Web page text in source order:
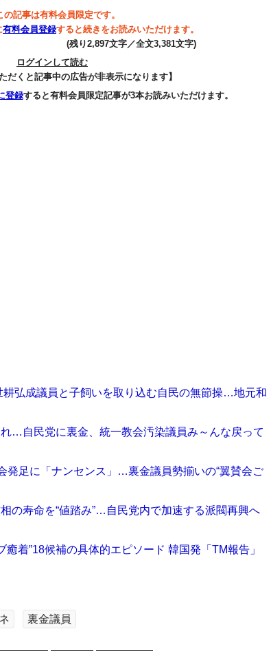
の記事は有料会員限定です。
有料会員登録すると続きをお読みいただけます。
(残り2,897文字／全文3,381文字)
ログインして読む
だくと記事中の広告が非表示になります】
登録すると有料会員限定記事が3本お読みいただけます。
弘成議員と子飼いを取り込む自民の無節操…地元和
れ…自民党に裏金、統一教会汚染議員み～んな戻って
発足に「ナンセンス」…裏金議員勢揃いの“翼賛会ご
の寿命を“値踏み”…自民党内で加速する派閥再興へ
着”18候補の具体的エピソード 韓国発「TM報告」
裏金議員